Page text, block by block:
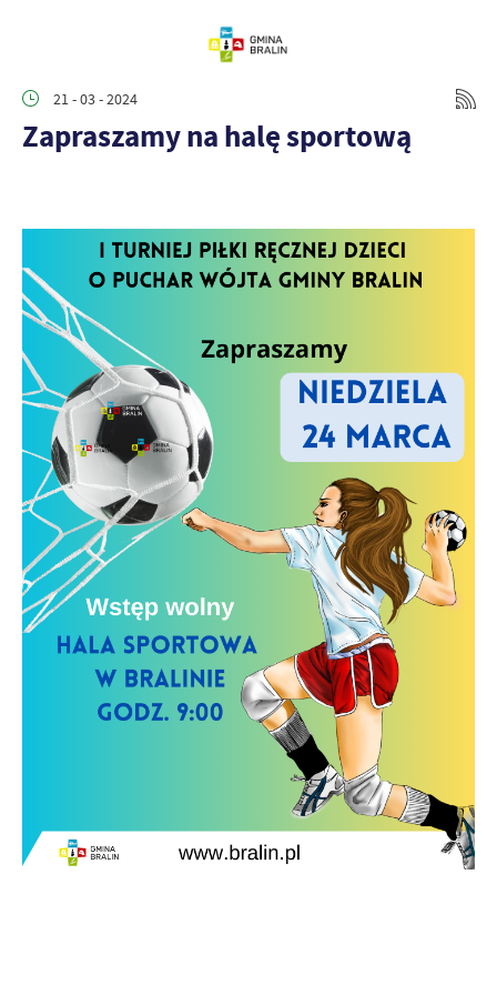
21 - 03 - 2024
Zapraszamy na halę sportową